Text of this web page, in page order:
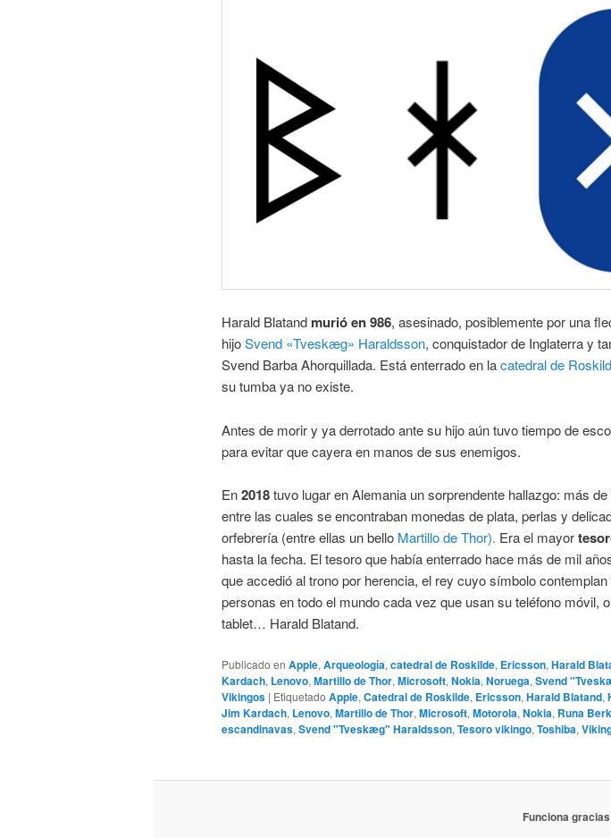
Harald Blatand murió en 986, asesinado, posiblemente por una
hijoSvend «Tveskæg» Haraldsson, conquistador de Inglaterra y
Svend Barba Ahorquillada. Está enterrado en lacatedral de
su tumba ya no existe.
Antes de morir y ya derrotado ante su hijo aún tuvo tiempo de
para evitar que cayera en manos de sus enemigos.
En2018tuvo lugar en Alemania un sorprendente hallazgo: más
entre las cuales se encontraban monedas de plata, perlas y
orfebrería (entre ellas un bello Martillo de Thor). Era el mayor
hasta la fecha. El tesoro que había enterrado hace más de mil
que accedió al trono por herencia, el rey cuyo símbolo
personas en todo el mundo cada vez que usan su teléfono móvil,
tablet… Harald Blatand.
Publicado en Apple, Arqueología, catedral de Roskilde, Ericsson, Harald
Kardach, Lenovo, Martillo de Thor, Microsoft, Nokia, Noruega, Svend
Vikingos | Etiquetado Apple, Catedral de Roskilde, Ericsson, Harald Blatand,
Jim Kardach, Lenovo, Martillo de Thor, Microsoft, Motorola, Nokia, Runa
escandinavas, Svend "Tveskæg" Haraldsson, Tesoro vikingo, Toshiba,
Funciona